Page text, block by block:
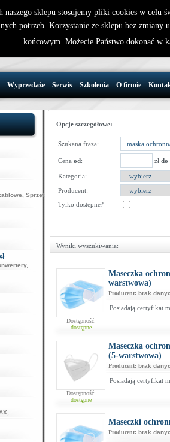
32 721 86
Wyprzedaże Serwis Szkolenia O firmie
Sprzęt
,
Opcje szczegółowe:
Szukana fraza:
Cena od: zł do
Kategoria:
Producent:
Tylko dostępne?
Wyniki wyszukiwania:
Dostępność:
dostępne
Maseczka
warstwowa)
Producent: brak
Posiadają certyfikat
Dostępność:
dostępne
Maseczka
(5-warstwowa)
Producent: brak
Posiadają certyfikat
Maseczki
Producent: brak
naszego sklepu stosujemy pliki cookies w celu
potrzeb. Korzystanie ze sklepu bez zmiany
końcowym. Możecie Państwo dokonać w